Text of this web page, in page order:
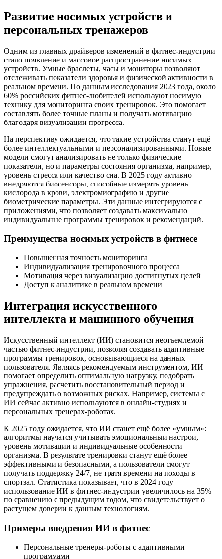
Развитие носимых устройств и
персональных тренажеров
Одним из главных драйверов изменений в фитнес-индустрии
стало появление и массовое распространение носимых
устройств. Умные браслеты, часы и мониторы позволяют
отслеживать показатели здоровья и физической активности в
реальном времени. По данным исследования 2023 года, около
60% российских фитнес-любителей используют носимую
технику для мониторинга своих тренировок. Это помогает
составлять более точные планы и получать мотивацию
благодаря визуализации прогресса.
На перспективу ожидается, что такие устройства станут ещё
более интеллектуальными и персонализированными. Новые
модели смогут анализировать не только физические
показатели, но и параметры состояния организма, например,
уровень стресса или качество сна. В 2025 году активно
внедряются биосенсоры, способные измерять уровень
кислорода в крови, электромиографию и другие
биометрические параметры. Эти данные интегрируются с
приложениями, что позволяет создавать максимально
индивидуальные программы тренировок и рекомендаций.
Преимущества носимых устройств в фитнесе
Повышенная точность мониторинга
Индивидуализация тренировочного процесса
Мотивация через визуализацию достигнутых целей
Доступ к аналитике в реальном времени
Интеграция искусственного
интеллекта и машинного обучения
Искусственный интеллект (ИИ) становится неотъемлемой
частью фитнес-индустрии, позволяя создавать адаптивные
программы тренировок, основывающиеся на данных
пользователя. Являясь рекомендуемым инструментом, ИИ
помогает определить оптимальную нагрузку, подобрать
упражнения, расчетить восстановительный период и
предупреждать о возможных рисках. Например, системы с
ИИ сейчас активно используются в онлайн-студиях и
персональных тренерах-роботах.
К 2025 году ожидается, что ИИ станет ещё более «умным»:
алгоритмы научатся учитывать эмоциональный настрой,
уровень мотивации и индивидуальные особенности
организма. В результате тренировки станут ещё более
эффективными и безопасными, а пользователи смогут
получать поддержку 24/7, не тратя времени на походы в
спортзал. Статистика показывает, что в 2024 году
использование ИИ в фитнес-индустрии увеличилось на 35%
по сравнению с предыдущим годом, что свидетельствует о
растущем доверии к данным технологиям.
Примеры внедрения ИИ в фитнес
Персональные тренеры-роботы с адаптивными
программами